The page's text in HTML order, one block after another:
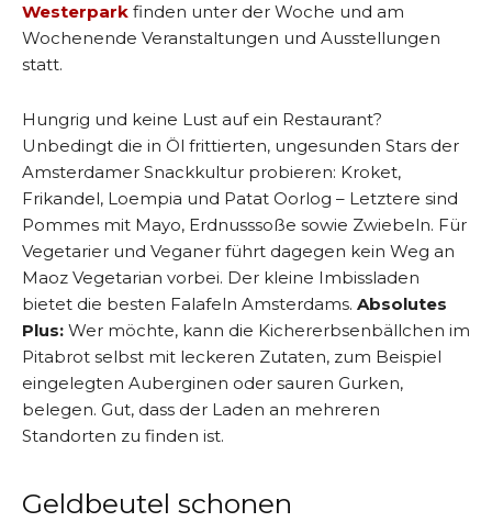
Westerpark finden unter der Woche und am
Wochenende Veranstaltungen und Ausstellungen
statt.
Hungrig und keine Lust auf ein Restaurant?
Unbedingt die in Öl frittierten, ungesunden Stars der
Amsterdamer Snackkultur probieren: Kroket,
Frikandel, Loempia und Patat Oorlog – Letztere sind
Pommes mit Mayo, Erdnusssoße sowie Zwiebeln. Für
Vegetarier und Veganer führt dagegen kein Weg an
Maoz Vegetarian vorbei. Der kleine Imbissladen
bietet die besten Falafeln Amsterdams. Absolutes
Plus: Wer möchte, kann die Kichererbsenbällchen im
Pitabrot selbst mit leckeren Zutaten, zum Beispiel
eingelegten Auberginen oder sauren Gurken,
belegen. Gut, dass der Laden an mehreren
Standorten zu finden ist.
Geldbeutel schonen